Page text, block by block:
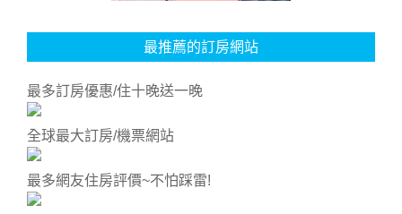
最推薦的訂房網站
最多訂房優惠/住十晚送一晚
全球最大訂房/機票網站
最多網友住房評價~不怕踩雷!